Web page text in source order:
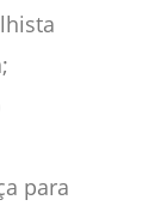
para